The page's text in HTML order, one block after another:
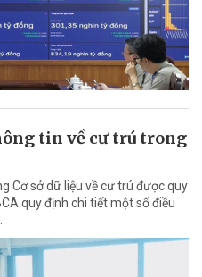
tin về cư trú trong
Cơ sở dữ liệu về cư trú được quy
quy định chi tiết một số điều